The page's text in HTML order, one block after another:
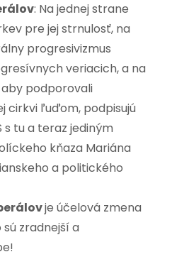
: Na jednej strane
pre jej strnulosť, na
progresivizmus
veriacich, a na
podporovali
cirkvi ľuďom, podpisujú
s tu a teraz jediným
kňaza Mariána
a politického
je účelová zmena
zradnejší a